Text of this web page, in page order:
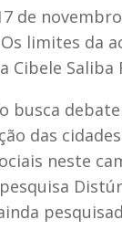
de
limites da
Cibele Saliba
busca
das
neste